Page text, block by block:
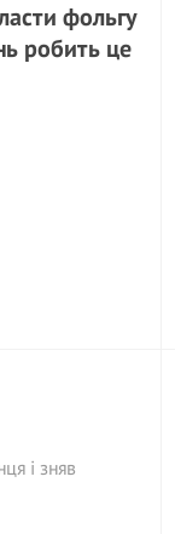
фольгу
робить це
і зняв